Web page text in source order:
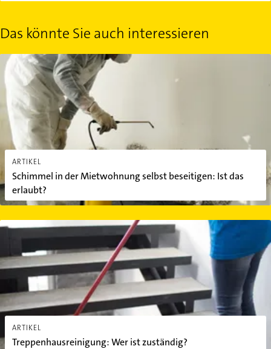
Das könnte Sie auch interessieren
ARTIKEL
Schimmel in der Mietwohnung selbst beseitigen: Ist das
erlaubt?
Schimmel in der Mietwohnung selbst beseitigen: Ist das erlaubt?
ARTIKEL
Treppenhausreinigung: Wer ist zuständig?
Treppenhausreinigung: Wer ist zuständig?